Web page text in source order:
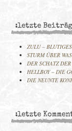
:letzte
ZULU –
STURM ÜBER
DER SCHATZ
HELLBOY – DIE
DIE NEUNTE
:letzte